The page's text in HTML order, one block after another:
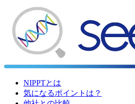
NIPPTとは
気になるポイントは？